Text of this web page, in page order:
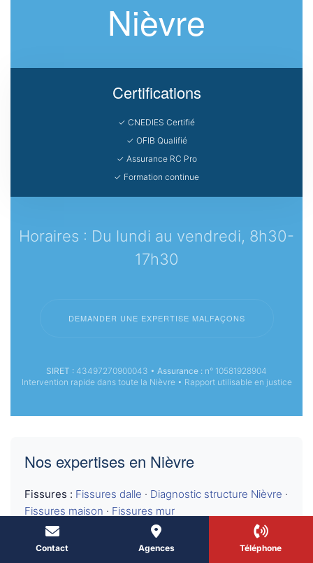
Nièvre
Certifications
✓ CNEDIES Certifié
✓ OFIB Qualifié
✓ Assurance RC Pro
✓ Formation continue
Horaires : Du lundi au vendredi, 8h30-
17h30
DEMANDER UNE EXPERTISE MALFAÇONS
SIRET : 43497270900043 • Assurance : n° 10581928904
Intervention rapide dans toute la Nièvre • Rapport utilisable en justice
Nos expertises en Nièvre
Fissures : Fissures dalle · Diagnostic structure Nièvre ·
Fissures maison · Fissures mur
Humidité : Dégâts des eaux Nièvre
Diagnostic
Contact Agences Téléphone